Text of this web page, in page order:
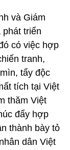
và Giám
phát triển
có việc hợp
tranh,
tẩy độc
tích tại Việt
thăm Việt
đẩy hợp
thành bày tỏ
dân Việt